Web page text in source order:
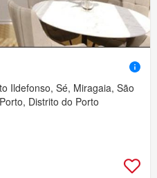
Ildefonso, Sé, Miragaia, São
Distrito do Porto